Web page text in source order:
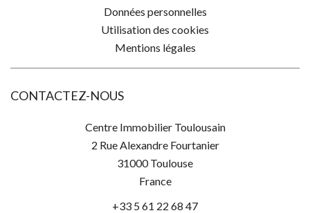
Données personnelles
Utilisation des cookies
Mentions légales
CONTACTEZ-NOUS
Centre Immobilier Toulousain
2 Rue Alexandre Fourtanier
31000Toulouse
France
+33 5 61 22 68 47